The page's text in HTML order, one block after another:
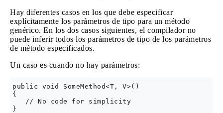
Hay diferentes casos en los que debe especificar
explícitamente los parámetros de tipo para un método
genérico. En los dos casos siguientes, el compilador no
puede inferir todos los parámetros de tipo de los parámetros
de método especificados.
Un caso es cuando no hay parámetros:
public void SomeMethod<T, V>()
{
   // No code for simplicity
}